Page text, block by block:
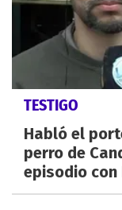
TESTIGO
Habló el
perro de
episodio con